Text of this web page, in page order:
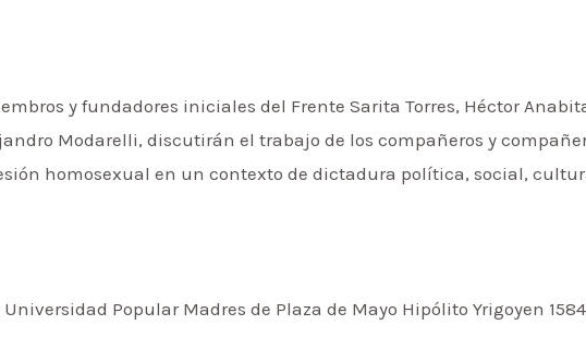
y fundadores iniciales del Frente Sarita Torres, Héctor
Modarelli, discutirán el trabajo de los compañeros y
homosexual en un contexto de dictadura política, social,
Universidad Popular Madres de Plaza de Mayo Hipólito Yrigoyen